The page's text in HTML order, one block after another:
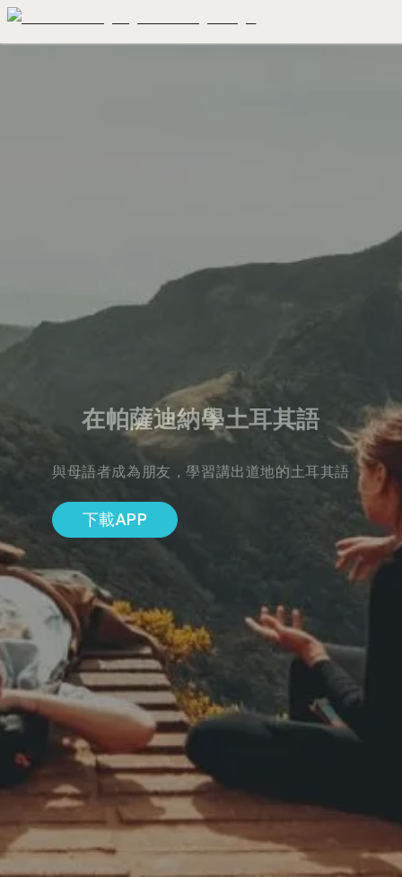
在帕薩迪納學土耳其語
與母語者成為朋友，學習講出道地的土耳其語
下載APP